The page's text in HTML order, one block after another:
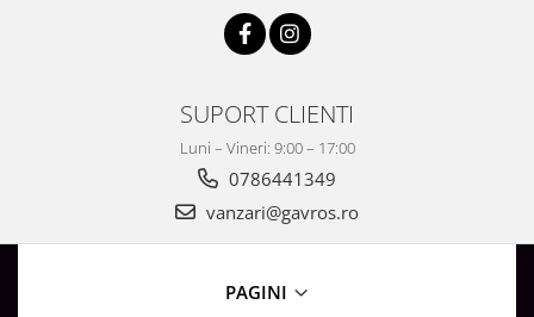
SUPORT CLIENTI
Luni – Vineri: 9:00 – 17:00
0786441349
vanzari@gavros.ro
PAGINI